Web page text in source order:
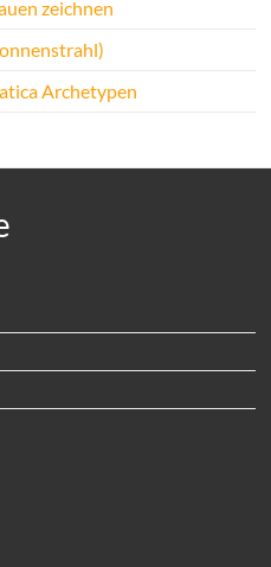
zeichnen
Archetypen